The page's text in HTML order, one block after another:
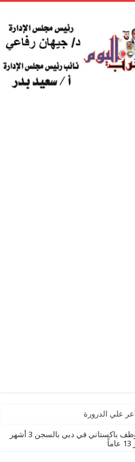
حكم على موظف باكستاني في دبي بالسجن 3 أشهر